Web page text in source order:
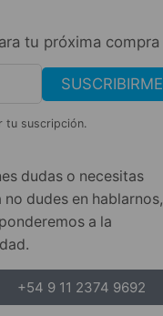
tu próxima compra
SUSCRIBIRME
tu suscripción.
dudas o necesitas
no dudes en hablarnos,
a la
+54 9 11 2374 9692